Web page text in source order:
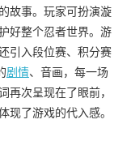
故事。玩家可扮演漩
好整个忍者世界。游
引入段位赛、积分赛
剧情、音画，每一场
再次呈现在了眼前，
了游戏的代入感。